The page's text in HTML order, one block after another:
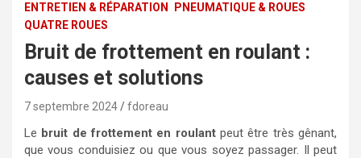
ENTRETIEN & RÉPARATION
PNEUMATIQUE & ROUES
QUATRE ROUES
Bruit de frottement en roulant :
causes et solutions
7 septembre 2024 fdoreau
Le bruit de frottement en roulantpeut être très gênant,
que vous conduisiez ou que vous soyez passager. Il peut